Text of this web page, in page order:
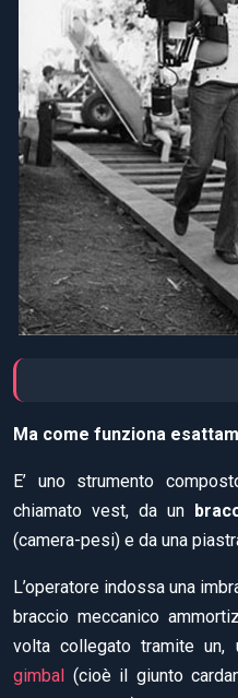
Ma come funziona
E’ uno strumento
chiamato vest, da un
(camera-pesi) e da una
L’operatore indossa una
braccio meccanico
volta collegato tramite un,
gimbal (cioè il giunto